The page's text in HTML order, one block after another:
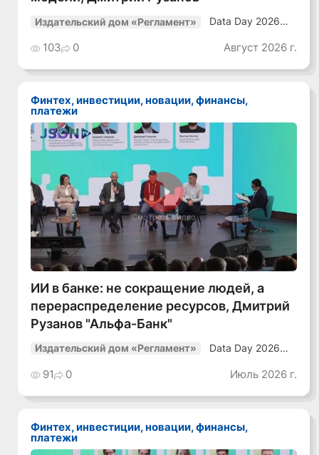
Издательский дом «Регламент»
Data Day 2026
Как сохранять
уверенный курс
среде»
103 0 Август 2026 г.
Финтех, инвестиции, новации, финансы,
платежи
Смотреть видео
ИИ в банке: не сокращение людей, а
перераспределение ресурсов, Дмитрий
Рузанов "Альфа-Банк"
Издательский дом «Регламент»
Data Day 2026
Как сохранять
уверенный курс
среде»
91 0 Июль 2026 г.
Финтех, инвестиции, новации, финансы,
платежи